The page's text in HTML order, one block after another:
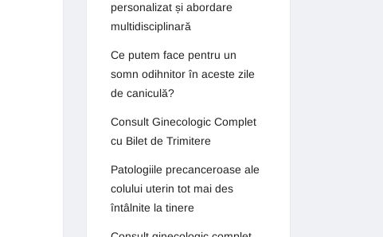
personalizat și abordare
multidisciplinară
Ce putem face pentru un
somn odihnitor în aceste zile
de caniculă?
Consult Ginecologic Complet
cu Bilet de Trimitere
Patologiile precanceroase ale
colului uterin tot mai des
întâlnite la tinere